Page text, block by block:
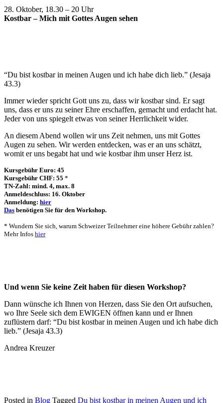
28. Oktober, 18.30 – 20 Uhr
Kostbar – Mich mit Gottes Augen sehen
“Du bist kostbar in meinen Augen und ich habe dich lieb.” (Jesaja
43.3)
Immer wieder spricht Gott uns zu, dass wir kostbar sind. Er sagt
uns, dass er uns zu seiner Ehre erschaffen, gemacht und erdacht hat.
Jeder von uns spiegelt etwas von seiner Herrlichkeit wider.
An diesem Abend wollen wir uns Zeit nehmen, uns mit Gottes
Augen zu sehen. Wir werden entdecken, was er an uns schätzt,
womit er uns begabt hat und wie kostbar ihm unser Herz ist.
Kursgebühr Euro: 45
Kursgebühr CHF: 55 *
TN-Zahl: mind. 4, max. 8
Anmeldeschluss: 16. Oktober
Anmeldung: hier
Das benötigen Sie für den Workshop.
* Wundern Sie sich, warum Schweizer Teilnehmer eine höhere Gebühr zahlen?
Mehr Infos hier
Und wenn Sie keine Zeit haben für diesen Workshop?
Dann wünsche ich Ihnen von Herzen, dass Sie den Ort aufsuchen,
wo Ihre Seele sich dem EWIGEN öffnen kann und er Ihnen
zuflüstern darf: “Du bist kostbar in meinen Augen und ich habe dich
lieb.” (Jesaja 43.3)
Andrea Kreuzer
Posted in Blog Tagged Du bist kostbar in meinen Augen und ich